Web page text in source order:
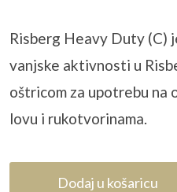
Risberg Heavy Duty (C)
vanjske aktivnosti u
oštricom za upotrebu na
lovu i rukotvorinama.
Dodaj u košaricu